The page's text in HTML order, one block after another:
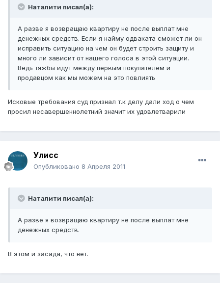
Наталити писал(а):
А разве я возвращаю квартиру не после выплат мне
денежных средств. Если я найму одваката сможет ли он
исправить ситуацию на чем он будет строить защиту и
много ли зависит от нашего голоса в этой ситуации.
Ведь тяжбы идут между первым покупателем и
продавцом как мы можем на это повлиять
Исковые требования суд признал т.к делу дали ход о чем
просил несавершеннолетний значит их удовлетварили
Улисс
Опубликовано 8 Апреля 2011
Наталити писал(а):
А разве я возвращаю квартиру не после выплат мне
денежных средств.
В этом и засада, что нет.